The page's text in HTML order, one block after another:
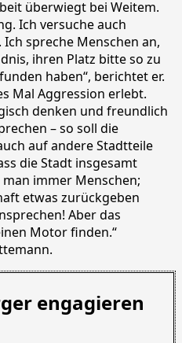
überwiegt bei Weitem.
Ich versuche auch
spreche Menschen an,
ihren Platz bitte so zu
haben“, berichtet er.
Mal Aggression erlebt.
denken und freundlich
– so soll die
auf andere Stadtteile
die Stadt insgesamt
immer Menschen;
etwas zurückgeben
Aber das
Motor finden.“
engagieren